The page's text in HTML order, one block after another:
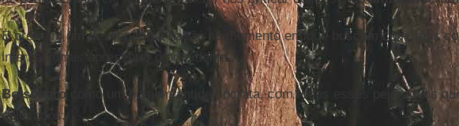
E prestam um desserviço à nação no momento em que buscam com seus
internacionais apresentar o presidente
Bolsonarocomo um homem antidemocrata, com todos esses pejorativos
colocados.